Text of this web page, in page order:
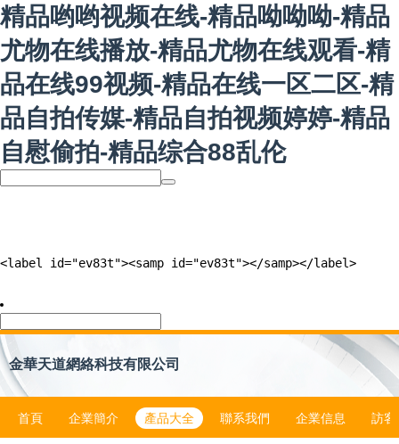
精品哟哟视频在线-精品呦呦呦-精品
尤物在线播放-精品尤物在线观看-精
品在线99视频-精品在线一区二区-精
品自拍传媒-精品自拍视频婷婷-精品
自慰偷拍-精品综合88乱伦
<label id="ev83t"><samp id="ev83t"></samp></label>
金華天道網絡科技有限公司
首頁 企業簡介 產品大全 聯系我們 企業信息 訪客